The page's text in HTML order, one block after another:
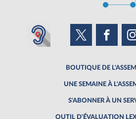
BOUTIQUE DE
UNE SEMAINE À
S'ABONNER À UN
OUTIL D'ÉVALUATION